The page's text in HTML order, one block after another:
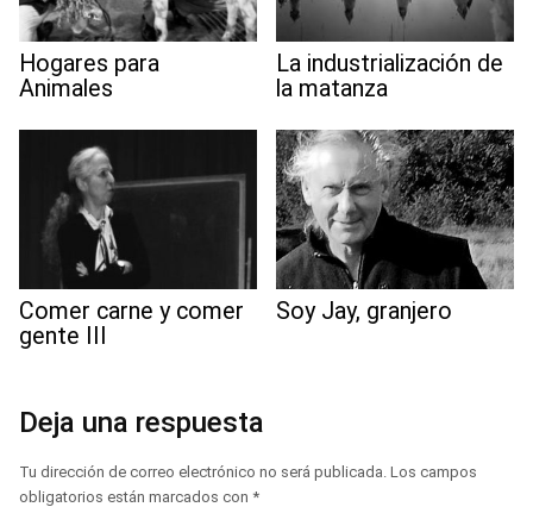
Hogares para
Animales
La industrialización de
la matanza
Comer carne y comer
gente III
Soy Jay, granjero
Deja una respuesta
Tu dirección de correo electrónico no será publicada. Los campos
obligatorios están marcados con *